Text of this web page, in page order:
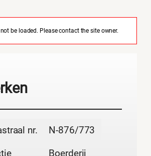
be loaded. Please contact the site owner.
nr. N-876/773
Boerderij